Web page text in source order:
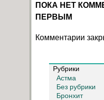
ПОКА НЕТ
ПЕРВЫМ
Комментарии
Рубрики
Астма
Без рубрики
Бронхит